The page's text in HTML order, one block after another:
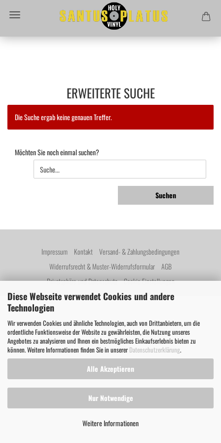
Diese Webseite verwendet Cookies und andere
Technologien
Wir verwenden Cookies und ähnliche Technologien, auch von Drittanbietern, um die
ordentliche Funktionsweise der Website zu gewährleisten, die Nutzung unseres
Angebotes zu analysieren und Ihnen ein bestmögliches Einkaufserlebnis bieten zu
können. Weitere Informationen finden Sie in unserer Datenschutzerklärung.
Alle Akzeptieren
Nur Notwendige
Weitere Informationen
ERWEITERTE SUCHE
Die Suche ergab keine genauen Treffer.
MÖCHTEN
Möchten Sie noch einmal suchen?
Suchen
Impressum Kontakt
Versand- & Zahlungsbedingungen
Widerrufsrecht & Muster-Widerrufsformular
AGB
Privatsphäre und Datenschutz
Cookie Einstellungen